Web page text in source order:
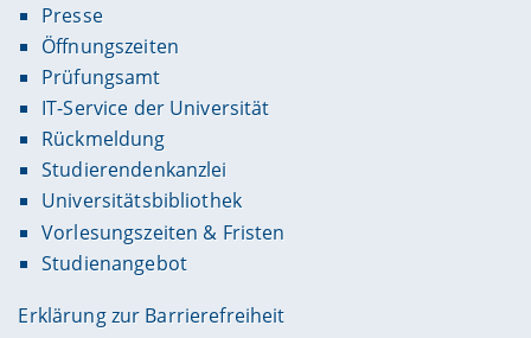
Presse
Öffnungszeiten
Prüfungsamt
IT-Service der Universität
Rückmeldung
Studierendenkanzlei
Universitätsbibliothek
Vorlesungszeiten & Fristen
Studienangebot
Erklärung zur Barrierefreiheit